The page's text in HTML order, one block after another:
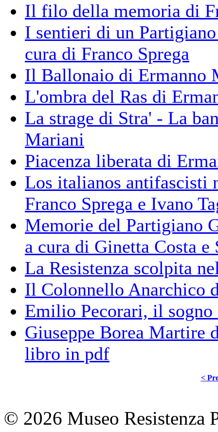
Il filo della memoria di
I sentieri di un
cura di Franco Sprega
Il Ballonaio di Ermanno
L'ombra del Ras di
La strage di Stra' - La
Mariani
Piacenza liberata di
Los italianos antifascisti
Franco Sprega e Ivano
Memorie del Partigiano
a cura di Ginetta Costa
La Resistenza scolpita
Il Colonnello Anarchico
Emilio Pecorari, il
Giuseppe Borea Martire
libro in pdf
<
© 2026 Museo Resistenza